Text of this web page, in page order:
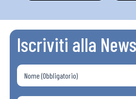
Iscriviti alla